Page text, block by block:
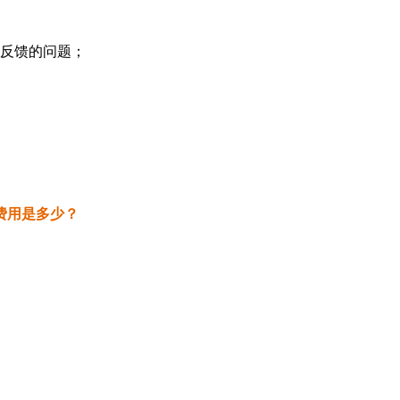
馈的问题；
用是多少？